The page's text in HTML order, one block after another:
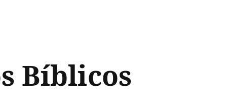
Bíblicos